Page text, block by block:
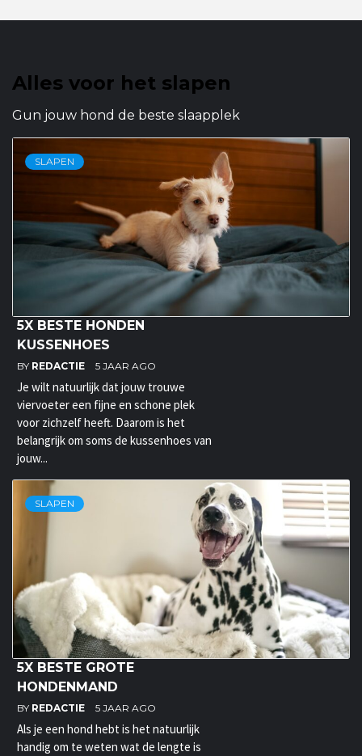
Alles voor het slapen
Gun jouw hond de beste slaapplek
SLAPEN
5X BESTE HONDEN
KUSSENHOES
BY REDACTIE 5 JAAR AGO
Je wilt natuurlijk dat jouw trouwe
viervoeter een fijne en schone plek
voor zichzelf heeft. Daarom is het
belangrijk om soms de kussenhoes van
jouw...
SLAPEN
5X BESTE GROTE
HONDENMAND
BY REDACTIE 5 JAAR AGO
Als je een hond hebt is het natuurlijk
handig om te weten wat de lengte is